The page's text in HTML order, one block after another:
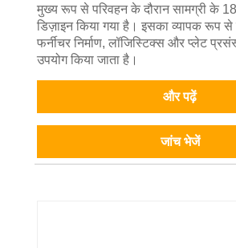
मुख्य रूप से परिवहन के दौरान सामग्री के
डिज़ाइन किया गया है। इसका व्यापक रूप से
फर्नीचर निर्माण, लॉजिस्टिक्स और प्लेट
उपयोग किया जाता है।
और पढ़ें
जांच भेजें